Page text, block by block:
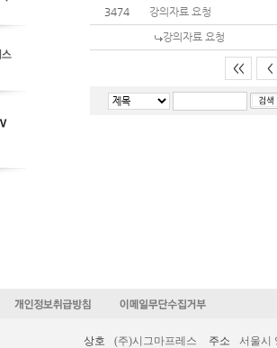
3474
강의자료 요청
강의자료 요청
<< <
상호 (주)시그마프레스 주소
서울시